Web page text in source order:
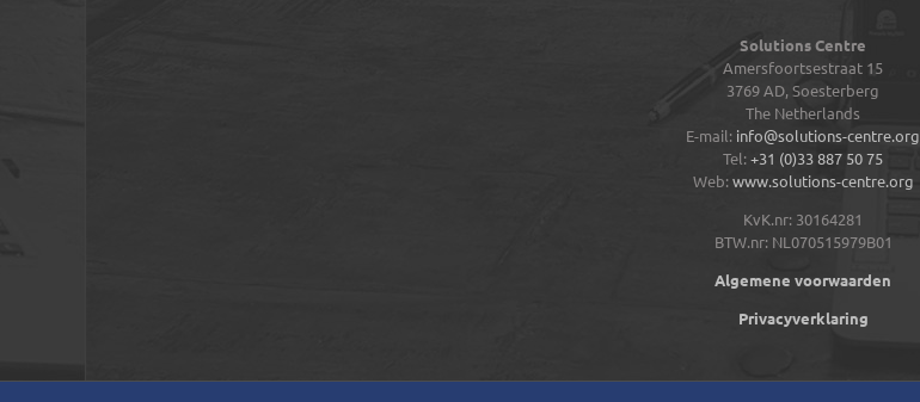
Solutions Centre
Amersfoortsestraat 15
3769 AD,Soesterberg
The Netherlands
E-mail: info@solutions-centre.org
Tel:+31 (0)33 887 50 75
Web:www.solutions-centre.org
KvK.nr: 30164281
BTW.nr: NL070515979B01
Algemene voorwaarden
Privacyverklaring